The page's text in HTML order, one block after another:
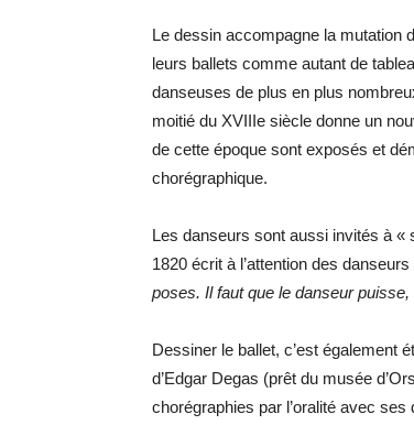
Le dessin accompagne la mutation
leurs ballets comme autant de
danseuses de plus en plus
moitié du XVIIIe siècle donne un
de cette époque sont exposés et
chorégraphique.
Les danseurs sont aussi invités à «
1820 écrit à l’attention des danseurs
poses. Il faut que le danseur
Dessiner le ballet, c’est également
d’Edgar Degas (prêt du musée
chorégraphies par l’oralité avec